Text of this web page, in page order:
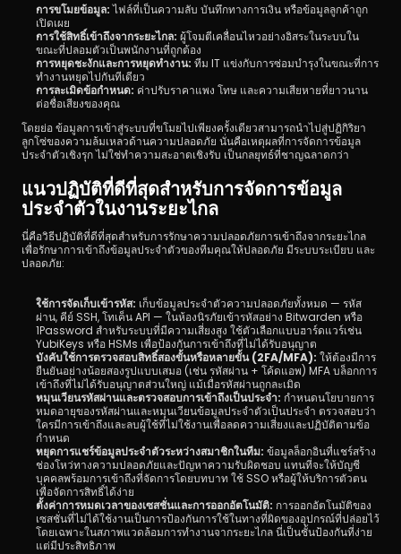
การขโมยข้อมูล: ไฟล์ที่เป็นความลับ บันทึกทางการเงิน หรือข้อมูลลูกค้าถูก
เปิดเผย
การใช้สิทธิ์เข้าถึงจากระยะไกล: ผู้โจมตีเคลื่อนไหวอย่างอิสระในระบบใน
ขณะที่ปลอมตัวเป็นพนักงานที่ถูกต้อง
การหยุดชะงักและการหยุดทำงาน: ทีม IT แข่งกับการซ่อมบำรุงในขณะที่การ
ทำงานหยุดไปกันทีเดียว
การละเมิดข้อกำหนด: ค่าปรับราคาแพง โทษ และความเสียหายที่ยาวนาน
ต่อชื่อเสียงของคุณ
โดยย่อ ข้อมูลการเข้าสู่ระบบที่ขโมยไปเพียงครั้งเดียวสามารถนำไปสู่ปฏิกิริยา
ลูกโซ่ของความล้มเหลวด้านความปลอดภัย นั่นคือเหตุผลที่การจัดการข้อมูล
ประจำตัวเชิงรุก ไม่ใช่ทำความสะอาดเชิงรับ เป็นกลยุทธ์ที่ชาญฉลาดกว่า
แนวปฏิบัติที่ดีที่สุดสำหรับการจัดการข้อมูล
ประจำตัวในงานระยะไกล
นี่คือวิธีปฏิบัติที่ดีที่สุดสำหรับการรักษาความปลอดภัยการเข้าถึงจากระยะไกล
เพื่อรักษาการเข้าถึงข้อมูลประจำตัวของทีมคุณให้ปลอดภัย มีระบบระเบียบ และ
ปลอดภัย:
ใช้การจัดเก็บเข้ารหัส: เก็บข้อมูลประจำตัวความปลอดภัยทั้งหมด — รหัส
ผ่าน, คีย์ SSH, โทเค็น API — ในห้องนิรภัยเข้ารหัสอย่าง Bitwarden หรือ
1Password สำหรับระบบที่มีความเสี่ยงสูง ใช้ตัวเลือกแบบฮาร์ดแวร์เช่น
YubiKeys หรือ HSMs เพื่อป้องกันการเข้าถึงที่ไม่ได้รับอนุญาต
บังคับใช้การตรวจสอบสิทธิ์สองขั้นหรือหลายขั้น (2FA/MFA): ให้ต้องมีการ
ยืนยันอย่างน้อยสองรูปแบบเสมอ (เช่น รหัสผ่าน + โค้ดแอพ) MFA บล็อกการ
เข้าถึงที่ไม่ได้รับอนุญาตส่วนใหญ่ แม้เมื่อรหัสผ่านถูกละเมิด
หมุนเวียนรหัสผ่านและตรวจสอบการเข้าถึงเป็นประจำ: กำหนดนโยบายการ
หมดอายุของรหัสผ่านและหมุนเวียนข้อมูลประจำตัวเป็นประจำ ตรวจสอบว่า
ใครมีการเข้าถึงและลบผู้ใช้ที่ไม่ใช้งานเพื่อลดความเสี่ยงและปฏิบัติตามข้อ
กำหนด
หยุดการแชร์ข้อมูลประจำตัวระหว่างสมาชิกในทีม: ข้อมูลล็อกอินที่แชร์สร้าง
ช่องโหว่ทางความปลอดภัยและปัญหาความรับผิดชอบ แทนที่จะให้บัญชี
บุคคลพร้อมการเข้าถึงที่จัดการโดยบทบาท ใช้ SSO หรือผู้ให้บริการตัวตน
เพื่อจัดการสิทธิ์ได้ง่าย
ตั้งค่าการหมดเวลาของเซสชั่นและการออกอัตโนมัติ: การออกอัตโนมัติของ
เซสชั่นที่ไม่ได้ใช้งานเป็นการป้องกันการใช้ในทางที่ผิดของอุปกรณ์ที่ปล่อยไว้
โดยเฉพาะในสภาพแวดล้อมการทำงานจากระยะไกล นี่เป็นชั้นป้องกันที่ง่าย
แต่มีประสิทธิภาพ